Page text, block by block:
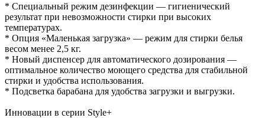
* Специальный режим дезинфекции — гигиенический
результат при невозможности стирки при высоких
температурах.
* Опция «Маленькая загрузка» — режим для стирки белья
весом менее 2,5 кг.
* Новый диспенсер для автоматического дозирования —
оптимальное количество моющего средства для стабильной
стирки и удобства использования.
* Подсветка барабана для удобства загрузки и выгрузки.
Инновации в серии Style+